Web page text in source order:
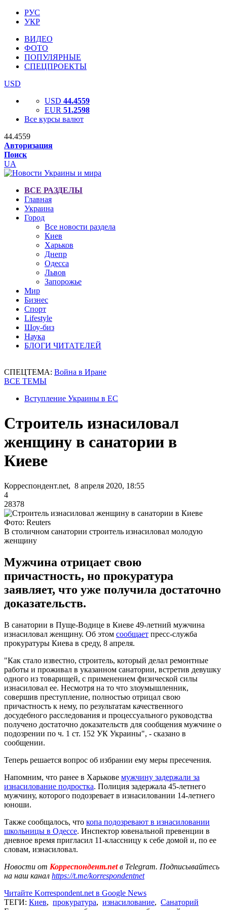
РУС
УКР
ВИДЕО
ФОТО
ПОПУЛЯРНЫЕ
СПЕЦПРОЕКТЫ
USD
USD 44.4559
EUR 51.2598
Все курсы валют
44.4559
Авторизация
Поиск
UA
ВСЕ РАЗДЕЛЫ
Главная
Украина
Город
Все новости раздела
Киев
Харьков
Днепр
Одесса
Львов
Запорожье
Мир
Бизнес
Спорт
Lifestyle
Шоу-биз
Наука
БЛОГИ ЧИТАТЕЛЕЙ
СПЕЦТЕМА: Война в Иране
ВСЕ ТЕМЫ
Вступление Украины в ЕС
Строитель изнасиловал
женщину в санатории в
Киеве
Корреспондент.net, 8 апреля 2020, 18:55
4
28378
Фото: Reuters
В столичном санатории строитель изнасиловал молодую
женщину
Мужчина отрицает свою
причастность, но прокуратура
заявляет, что уже получила достаточно
доказательств.
В санатории в Пуще-Водице в Киеве 49-летний мужчина
изнасиловал женщину. Об этом сообщает пресс-служба
прокуратуры Киева в среду, 8 апреля.
"Как стало известно, строитель, который делал ремонтные
работы и проживал в указанном санатории, встретив девушку
одного из товарищей, с применением физической силы
изнасиловал ее. Несмотря на то что злоумышленник,
совершив преступление, полностью отрицал свою
причастность к нему, по результатам качественного
досудебного расследования и процессуального руководства
получено достаточно доказательств для сообщения мужчине о
подозрении по ч. 1 ст. 152 УК Украины", - сказано в
сообщении.
Теперь решается вопрос об избрании ему меры пресечения.
Напомним, что ранее в Харькове мужчину задержали за
изнасилование подростка. Полиция задержала 45-летнего
мужчину, которого подозревает в изнасиловании 14-летнего
юноши.
Также сообщалось, что копа подозревают в изнасиловании
школьницы в Одессе. Инспектор ювенальной превенции в
дневное время пригласил 11-классницу к себе домой и, по ее
словам, изнасиловал.
Новости от Корреспондент.netв Telegram. Подписывайтесь
на наш канал https://t.me/korrespondentnet
Читайте Korrespondent.net в Google News
ТЕГИ: Киев, прокуратура, изнасилование, Санаторий